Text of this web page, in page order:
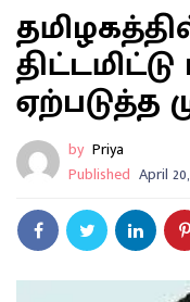
ஏற்படுத்த
by Priya
Published April